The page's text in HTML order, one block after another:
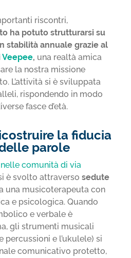
riscontri,
ha potuto strutturarsi su
stabilità annuale grazie al
Veepee, una realtà amica
la nostra missione
L’attività si è sviluppata
rispondendo in modo
fasce d’età.
la fiducia
parole
comunità di via
è svolto attraverso sedute
una musicoterapeuta con
e psicologica. Quando
e verbale è
gli strumenti musicali
percussioni e l’ukulele) si
comunicativo protetto,